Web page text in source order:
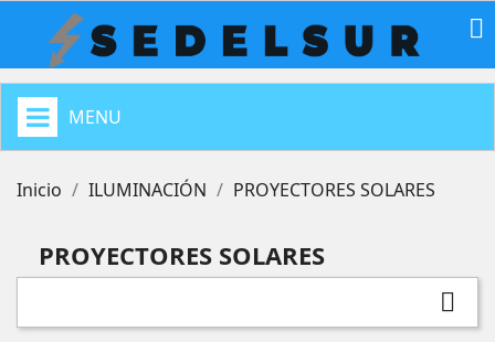

MENU
Inicio ILUMINACIÓN PROYECTORES SOLARES
PROYECTORES SOLARES
